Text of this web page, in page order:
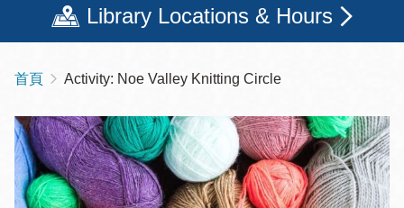
Library Locations & Hours
導
航
連
結
首頁 Activity: Noe Valley Knitting Circle